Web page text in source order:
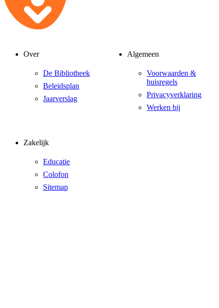
Over
De Bibliotheek
Beleidsplan
Jaarverslag
Algemeen
Voorwaarden &
huisregels
Privacyverklaring
Werken bij
Zakelijk
Educatie
Colofon
Sitemap